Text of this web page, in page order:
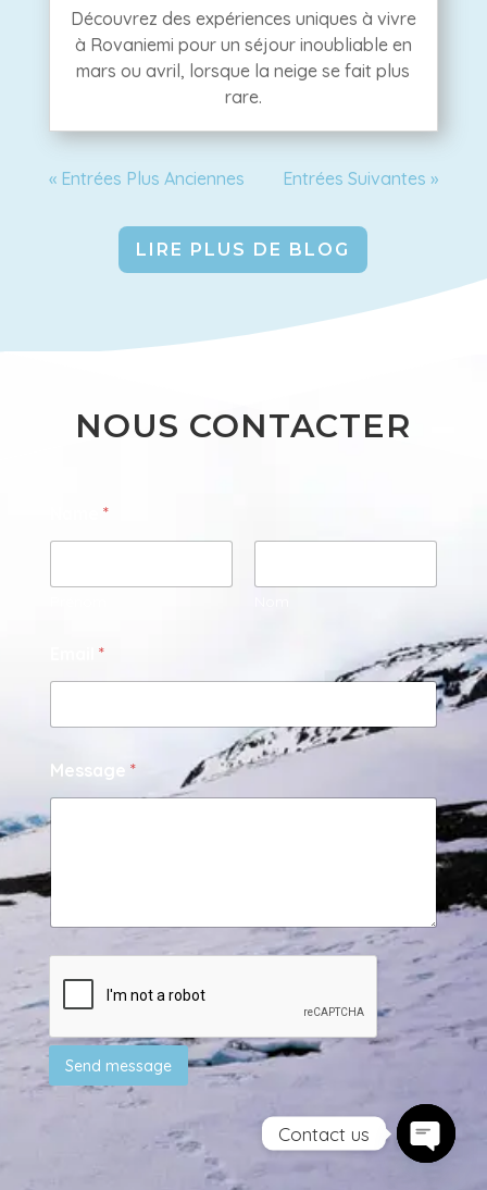
Découvrez des expériences uniques à vivre
à Rovaniemi pour un séjour inoubliable en
mars ou avril, lorsque la neige se fait plus
rare.
« Entrées Plus Anciennes Entrées Suivantes »
LIRE PLUS DE BLOG
NOUS CONTACTER
*
*
Message *
Send message
Contact us